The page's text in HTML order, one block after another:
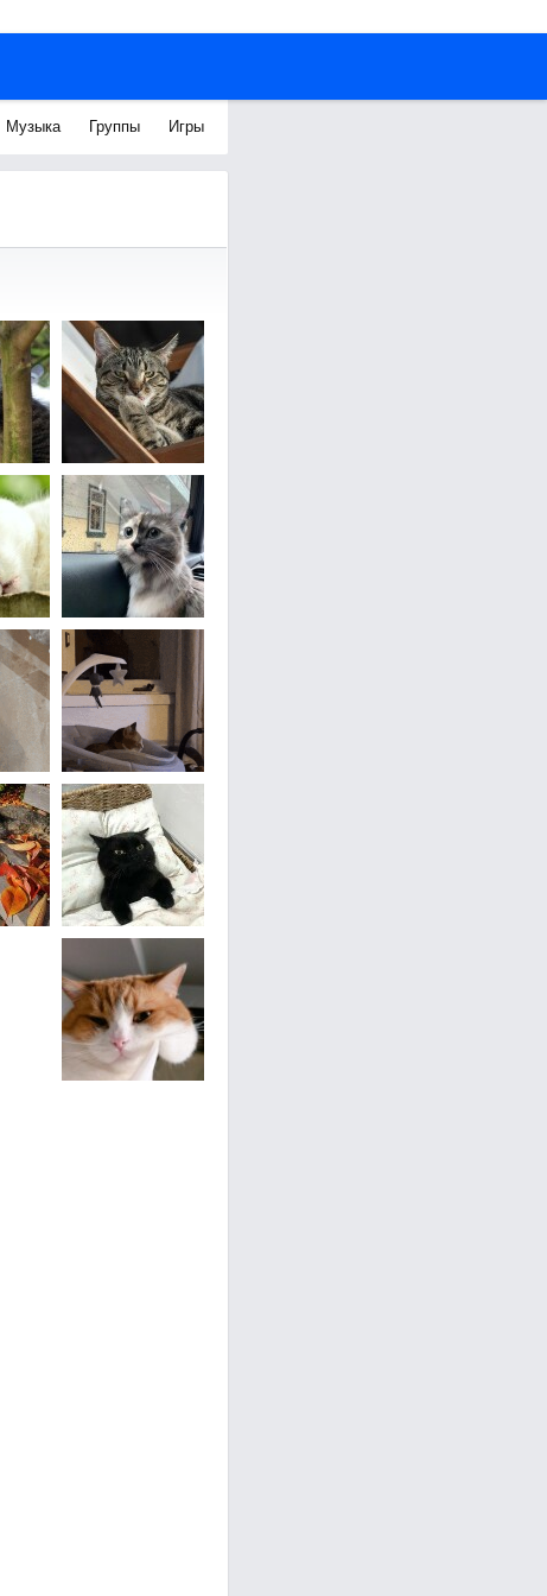
Музыка Группы Игры